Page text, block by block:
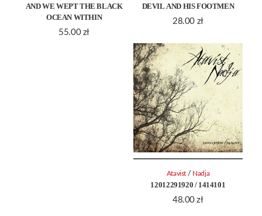
AND WE WEPT THE BLACK
OCEAN WITHIN
55.00 zł
DEVIL AND HIS FOOTMEN
28.00 zł
12012291920 / 1414101
48.00zł
Atavist / Nadja